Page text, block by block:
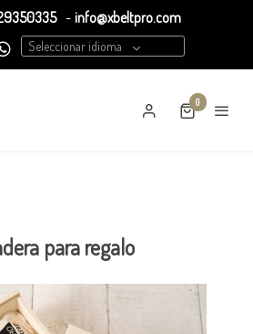
- info@xbeltpro.com
Seleccionar idioma
0
para regalo